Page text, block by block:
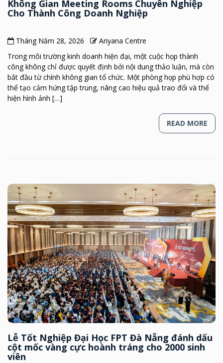
Không Gian Meeting Rooms Chuyên Nghiệp
Cho Thành Công Doanh Nghiệp
Tháng Năm 28, 2026
Ariyana Centre
Trong môi trường kinh doanh hiện đại, một cuộc họp thành
công không chỉ được quyết định bởi nội dung thảo luận, mà còn
bắt đầu từ chính không gian tổ chức. Một phòng họp phù hợp có
thể tạo cảm hứng tập trung, nâng cao hiệu quả trao đổi và thể
hiện hình ảnh […]
READ MORE
Lễ Tốt Nghiệp Đại Học FPT Đà Nẵng đánh dấu
cột mốc vàng cực hoành tráng cho 2000 sinh
viên